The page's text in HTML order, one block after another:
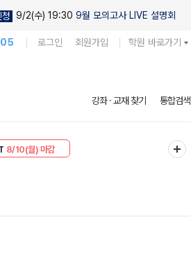
청 9/2(수) 19:30 9월 모의고사 LIVE 설명회
로그인 회원가입 학원 바로가기
강좌 · 교재 찾기 통합검색
8/10(월) 마감